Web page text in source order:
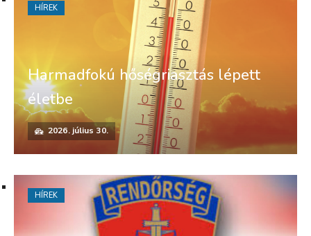
Harmadfokú hőségriasztás lépett
életbe
2026. július 30.
HÍREK
HÍREK